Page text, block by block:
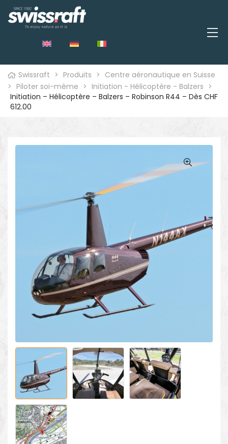
Swissraft > Produits > Centre aéronautique en Suisse
> Piloter soi-même > Initiation - Hélicoptère - Balzers >
Initiation – Hélicoptère – Balzers – Robinson R44 – Dès CHF
612.00